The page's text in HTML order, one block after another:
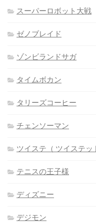
スーパーロボット大戦
ゼノブレイド
ゾンビランドサガ
タイムボカン
タリーズコーヒー
チェンソーマン
ツイステ（ ツイステッ
テニスの王子様
ディズニー
デジモン